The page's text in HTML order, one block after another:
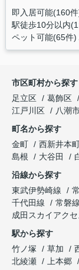
即入居可能(160
駅徒歩10分以内
ペット可能(65件)
市区町村から探す
足立区
葛飾区
江戸川区
八潮
町名から探す
金町
西新井本
島根
大谷田
沿線から探す
東武伊勢崎線
千代田線
常磐線
成田スカイアクセ
駅から探す
竹ノ塚
草加
北綾瀬
上本郷